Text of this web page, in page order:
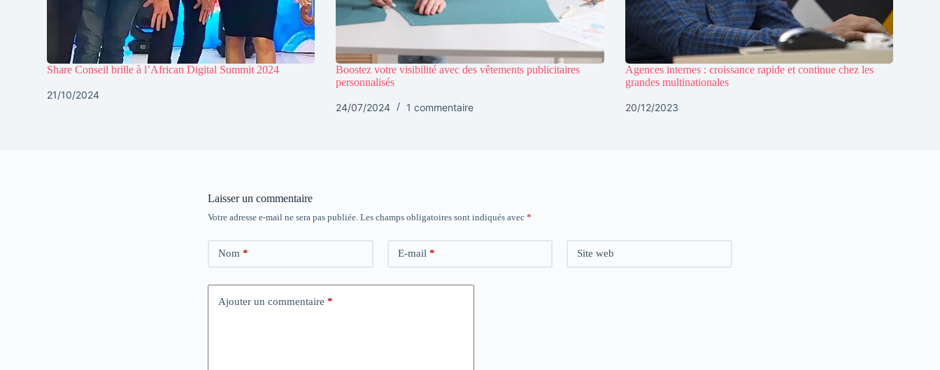
Share Conseil brille à l’African Digital Summit 2024
21/10/2024
Boostez votre visibilité avec des vêtements publicitaires
personnalisés
24/07/2024 1 commentaire
Agences internes : croissance rapide et continue chez les
grandes multinationales
20/12/2023
Laisser un commentaire
Votre adresse e-mail ne sera pas publiée. Les champs obligatoires sont indiqués avec *
Nom * E-mail * Site web
Ajouter un commentaire *